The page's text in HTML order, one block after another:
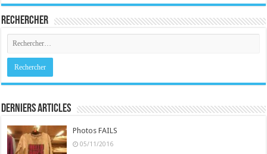
Rechercher
Derniers Articles
Photos FAILS
05/11/2016